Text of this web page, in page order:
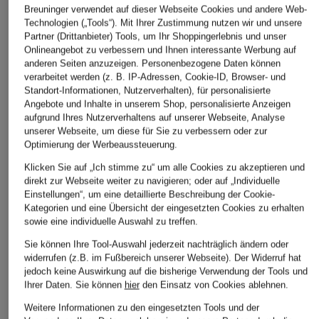
+Aktionsrabatt
AMI PARIS
Shorts
181,99 €
Bestpreis:154,69 €
MONCLER
Shorts aus Lochspitze
620 €
MONCLER
Shorts aus
560 €
Weitere Kategorien
Breuninger verwendet auf dieser Webseite Cookies und andere Web-
Technologien („Tools“). Mit Ihrer Zustimmung nutzen wir und unsere
Partner (Drittanbieter) Tools, um Ihr Shoppingerlebnis und unser
Onlineangebot zu verbessern und Ihnen interessante Werbung auf
anderen Seiten anzuzeigen. Personenbezogene Daten können
verarbeitet werden (z. B. IP-Adressen, Cookie-ID, Browser- und
Standort-Informationen, Nutzerverhalten), für personalisierte
Angebote und Inhalte in unserem Shop, personalisierte Anzeigen
aufgrund Ihres Nutzerverhaltens auf unserer Webseite, Analyse
unserer Webseite, um diese für Sie zu verbessern oder zur
Optimierung der Werbeaussteuerung.
Klicken Sie auf „Ich stimme zu“ um alle Cookies zu akzeptieren und
direkt zur Webseite weiter zu navigieren; oder auf „Individuelle
Einstellungen“, um eine detaillierte Beschreibung der Cookie-
Kategorien und eine Übersicht der eingesetzten Cookies zu erhalten
sowie eine individuelle Auswahl zu treffen.
Sie können Ihre Tool-Auswahl jederzeit nachträglich ändern oder
widerrufen (z.B. im Fußbereich unserer Webseite). Der Widerruf hat
jedoch keine Auswirkung auf die bisherige Verwendung der Tools und
Ihrer Daten. Sie können hierden Einsatz von Cookies ablehnen.
Weitere Informationen zu den eingesetzten Tools und der